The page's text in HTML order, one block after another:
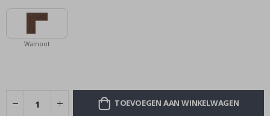
Walnoot
TOEVOEGEN AAN WINKELWAGEN